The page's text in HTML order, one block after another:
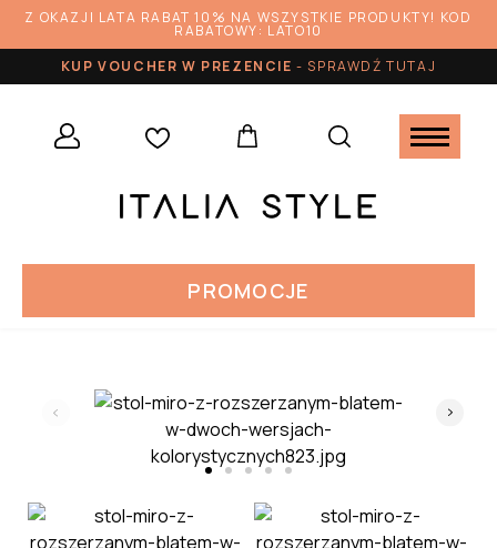
Z OKAZJI LATA RABAT 10% NA WSZYSTKIE PRODUKTY! KOD
RABATOWY: LATO10
KUP VOUCHER W PREZENCIE-SPRAWDŹ TUTAJ
PROMOCJE